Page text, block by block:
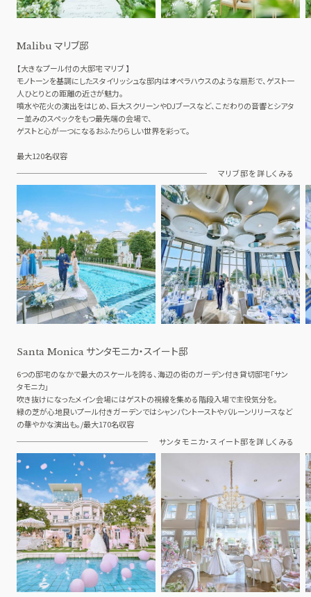
Malibu マリブ邸
【大きなプール付の大邸宅 マリブ 】
モノトーンを基調にしたスタイリッシュな邸内はオペラハウスのような扇形で、ゲスト一
人ひとりとの距離の近さが魅力。
噴水や花火の演出をはじめ、巨大スクリーンやDJブースなど、こだわりの音響とシアタ
ー並みのスペックをもつ最先端の会場で、
ゲストと心が一つになるおふたりらしい世界を彩って。
最大120名収容
マリブ邸を詳しくみる
Santa Monica サンタモニカ・スイート邸
6つの邸宅のなかで最大のスケールを誇る、海辺の街のガーデン付き貸切邸宅「サン
タモニカ」
吹き抜けになったメイン会場にはゲストの視線を集める階段入場で主役気分を。
緑の芝が心地良いプール付きガーデンではシャンパントーストやバルーンリリースなど
の華やかな演出も。/最大170名収容
サンタモニカ・スイート邸を詳しくみる